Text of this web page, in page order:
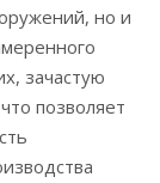
но и
зачастую
позволяет